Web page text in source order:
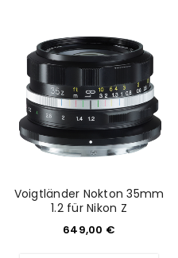
Voigtländer Nokton 35mm
1.2 für Nikon Z
649,00 €